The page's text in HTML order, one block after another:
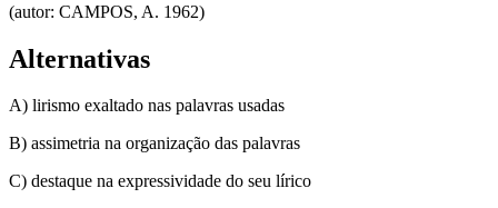
(autor: CAMPOS, A. 1962)
Alternativas
A) lirismo exaltado nas palavras usadas
B) assimetria na organização das palavras
C) destaque na expressividade do seu lírico